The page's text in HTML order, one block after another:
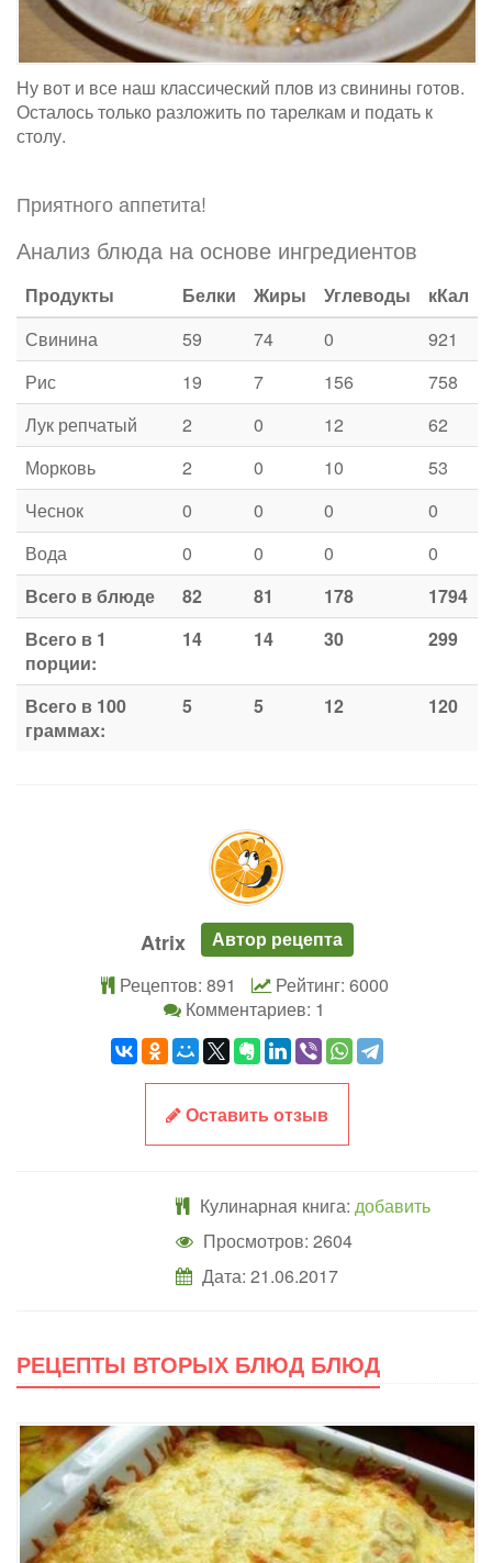
Ну вот и все наш классический плов из свинины готов.
Осталось только разложить по тарелкам и подать к
столу.
Приятного аппетита!
Анализ блюда на основе ингредиентов
Продукты Белки Жиры Углеводы
кКал
Свинина
59 74 0
921
Рис
19 7 156
758
Лук репчатый
2 0 12
62
Морковь
2 0 10
53
Чеснок
0 0 0
0
Вода
0 0 0
0
Всего в блюде
82 81 178
1794
Всего в 1
порции:
14 14 30 299
Всего в 100
граммах:
5 5 12 120
Atrix
Автор рецепта
Рецептов: 891
Рейтинг: 6000
Комментариев: 1
Оставить отзыв
Кулинарная книга: добавить
Просмотров: 2604
Дата: 21.06.2017
РЕЦЕПТЫ ВТОРЫХ БЛЮД БЛЮД